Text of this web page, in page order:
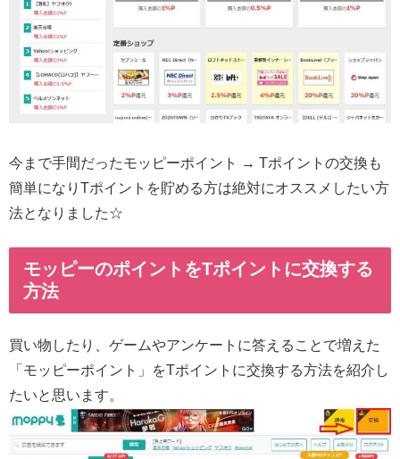
今まで手間だったモッピーポイント → Tポイントの交換も
簡単になりTポイントを貯める方は絶対にオススメしたい方
法となりました☆
モッピーのポイントをTポイントに交換する
方法
買い物したり、ゲームやアンケートに答えることで増えた
「モッピーポイント」をTポイントに交換する方法を紹介し
たいと思います。